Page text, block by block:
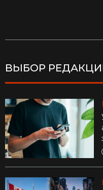
ВЫБОР